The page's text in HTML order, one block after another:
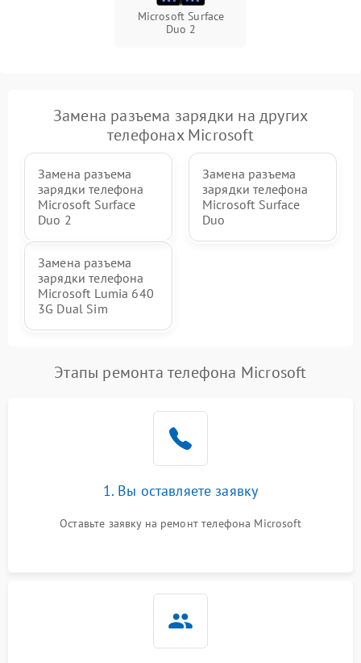
Microsoft Surface
Duo 2
Замена разъема зарядки на других
телефонах Microsoft
Замена разъема
зарядки телефона
Microsoft Surface
Duo 2
Замена разъема
зарядки телефона
Microsoft Surface
Duo
Замена разъема
зарядки телефона
Microsoft Lumia 640
3G Dual Sim
Этапы ремонта телефона Microsoft
1. Вы оставляете заявку
Оставьте заявку на ремонт телефона Microsoft